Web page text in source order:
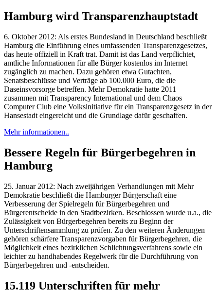
Hamburg wird Transparenzhauptstadt
6. Oktober 2012: Als erstes Bundesland in Deutschland beschließt
Hamburg die Einführung eines umfassenden Transparenzgesetzes,
das heute offiziell in Kraft trat. Damit ist das Land verpflichtet,
amtliche Informationen für alle Bürger kostenlos im Internet
zugänglich zu machen. Dazu gehören etwa Gutachten,
Senatsbeschlüsse und Verträge ab 100.000 Euro, die die
Daseinsvorsorge betreffen. Mehr Demokratie hatte 2011
zusammen mit Transparency International und dem Chaos
Computer Club eine Volksinitiative für ein Transparenzgesetz in der
Hansestadt eingereicht und die Grundlage dafür geschaffen.
Mehr informationen..
Bessere Regeln für Bürgerbegehren in
Hamburg
25. Januar 2012: Nach zweijährigen Verhandlungen mit Mehr
Demokratie beschließt die Hamburger Bürgerschaft eine
Verbesserung der Spielregeln für Bürgerbegehren und
Bürgerentscheide in den Stadtbezirken. Beschlossen wurde u.a., die
Zulässigkeit von Bürgerbegehren bereits zu Beginn der
Unterschriftensammlung zu prüfen. Zu den weiteren Änderungen
gehören schärfere Transparenzvorgaben für Bürgerbegehren, die
Möglichkeit eines bezirklichen Schlichtungsverfahrens sowie ein
leichter zu handhabendes Regelwerk für die Durchführung von
Bürgerbegehren und -entscheiden.
15.119 Unterschriften für mehr